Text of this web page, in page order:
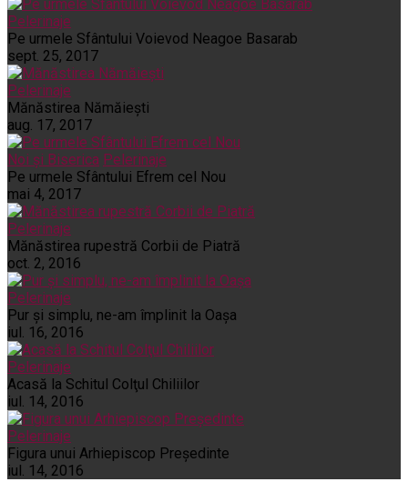
Pelerinaje
Pe urmele Sfântului Voievod Neagoe Basarab
sept. 25, 2017
Pelerinaje
Mănăstirea Nămăiești
aug. 17, 2017
Noi și Biserica Pelerinaje
Pe urmele Sfântului Efrem cel Nou
mai 4, 2017
Pelerinaje
Mănăstirea rupestră Corbii de Piatră
oct. 2, 2016
Pelerinaje
Pur şi simplu, ne-am împlinit la Oaşa
iul. 16, 2016
Pelerinaje
Acasă la Schitul Colţul Chiliilor
iul. 14, 2016
Pelerinaje
Figura unui Arhiepiscop Preşedinte
iul. 14, 2016